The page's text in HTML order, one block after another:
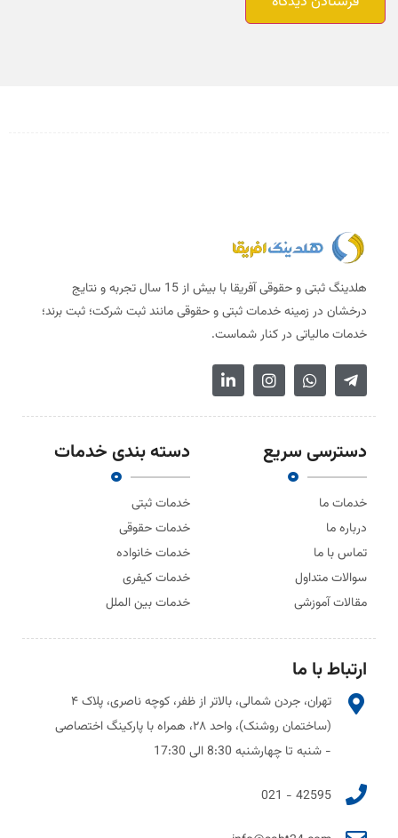
هلدینگ ثبتی و حقوقی آفریقا با بیش از 15 سال تجربه و نتایج
درخشان در زمینه خدمات ثبتی و حقوقی مانند ثبت شرکت؛ ثبت برند؛
خدمات مالیاتی در کنار شماست.
دسترسی سریع
خدمات ما
درباره ما
تماس با ما
سوالات متداول
مقالات آموزشی
دسته بندی خدمات
خدمات ثبتی
خدمات حقوقی
خدمات خانواده
خدمات کیفری
خدمات بین الملل
ارتباط با ما
تهران، جردن شمالی، بالاتر از ظفر، کوچه ناصری، پلاک ۴
(ساختمان روشنک)، واحد ۲۸، همراه با پارکینگ اختصاصی
- شنبه تا چهارشنبه 8:30 الی 17:30
42595 - 021